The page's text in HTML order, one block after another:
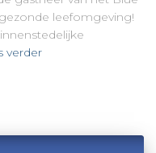
leefomgeving!
verder